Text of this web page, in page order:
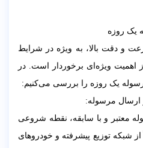
یک روزه
و دقت بالا، به ویژه در شرایط
اهمیت ویژه‌ای برخوردار است. در
یک روزه را بررسی می‌کنیم:
معتبر و با سابقه، نقطه شروعی
شبکه توزیع پیشرفته و خودروهای